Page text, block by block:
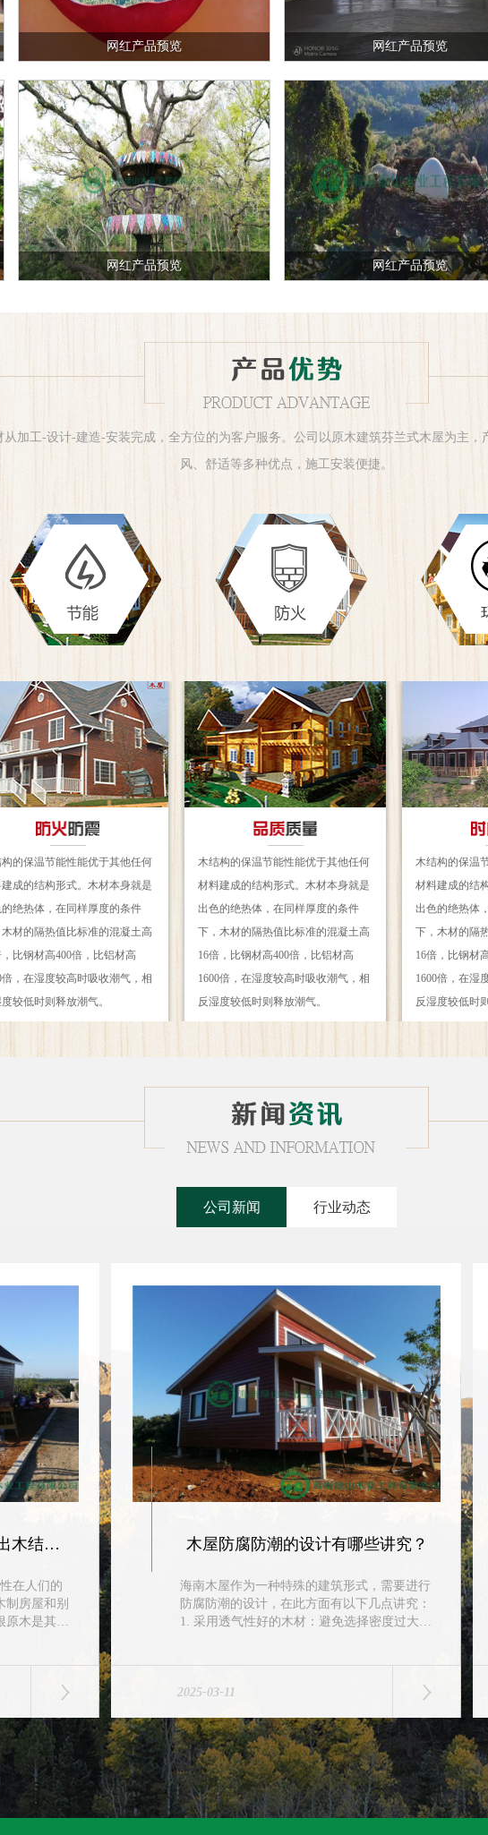
网红产品预览 网红产品预览
网红产品预览 网红产品预览
加工-设计-建造-安装完成，全方位的为客户服务。公司以原木建筑芬兰式木屋为主
风、舒适等多种优点，施工安装便捷。
的保温节能性能优于其他任何
成的结构形式。木材本身就是
绝热体，在同样厚度的条件
材的隔热值比标准的混凝土高
，比钢材高400倍，比铝材高
倍，在湿度较高时吸收潮气，相
较低时则释放潮气。
木结构的保温节能性能优于其他任何
材料建成的结构形式。木材本身就是
出色的绝热体，在同样厚度的条件
下，木材的隔热值比标准的混凝土高
16倍，比钢材高400倍，比铝材高
1600倍，在湿度较高时吸收潮气，相
反湿度较低时则释放潮气。
木结构的保温
材料建成的结
出色的绝热体
下，木材的隔
16倍，比钢材
1600倍，在湿
反湿度较低时
公司新闻 行业动态
木屋别墅生产厂家教你走出木结构房屋4个认知误区
在人们的
制房屋和别
原木是其困
木屋防腐防潮的设计有哪些讲究？
海南木屋作为一种特殊的建筑形式，需要进行
防腐防潮的设计，在此方面有以下几点讲究：
1. 采用透气性好的木材：避免选择密度过大的
2025-03-11